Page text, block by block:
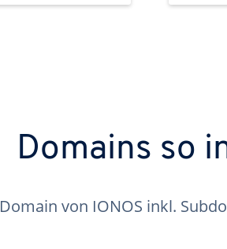
Domains so
Domain von IONOS inkl.